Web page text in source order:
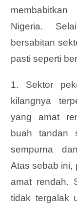
Nigeria.
bersabitan
pasti seperti
1. Sektor
kilangnya
yang amat
buah tandan
sempurna
Atas sebab ini,
amat rendah.
tidak tergalak